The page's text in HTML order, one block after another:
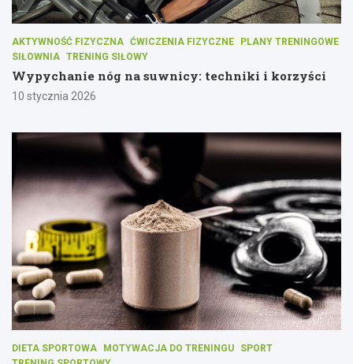
AKTYWNOŚĆ FIZYCZNA ĆWICZENIA FIZYCZNE
PLANY TRENINGOWE
SIŁOWNIA TRENING SIŁOWY
Wypychanie nóg na suwnicy: techniki i korzyści
10 stycznia 2026
DIETA SPORTOWA MOTYWACJA DO TRENINGU
SPORT